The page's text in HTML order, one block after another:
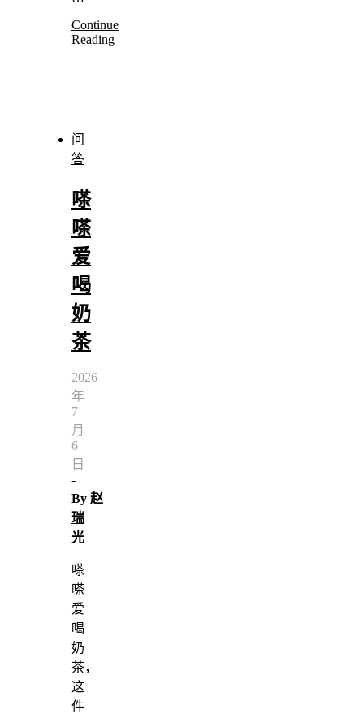
Continue
Reading
问
答
嗏
嗏
爱
喝
奶
茶
2026
年
7
月
6
日
-
By 赵
瑞
光
嗏
嗏
爱
喝
奶
茶，
这
件